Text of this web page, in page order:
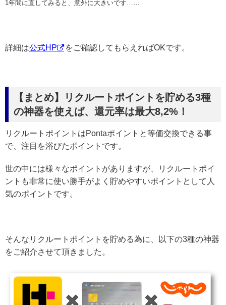
1年間に直してみると、意外に大きいです……
詳細は公式HP をご確認してもらえればOKです。
【まとめ】リクルートポイントを貯める3種
の神器を使えば、還元率は最大8,2%！
リクルートポイントはPontaポイントと等価交換できる事
で、注目を浴びたポイントです。
世の中には様々なポイントがありますが、リクルートポイ
ントも非常に使い勝手がよく貯めやすいポイントとして人
気のポイントです。
そんなリクルートポイントを貯める為に、以下の3種の神器
をご紹介させて頂きました。